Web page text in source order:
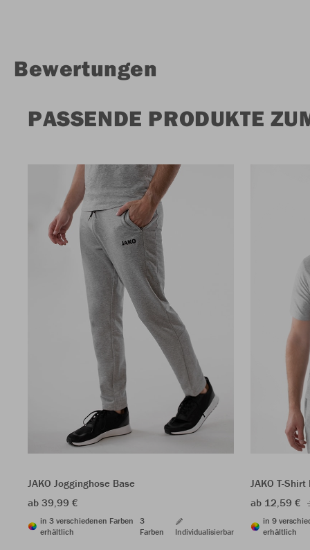
Bewertungen
PASSENDE PRODUKTE
JAKO Jogginghose Base
ab 39,99 €
in 3 verschiedenen Farben
erhältlich
3
Farben
Individualisierbar
JAKO T-Shirt
ab 12,59 €
in 9
erhältlich